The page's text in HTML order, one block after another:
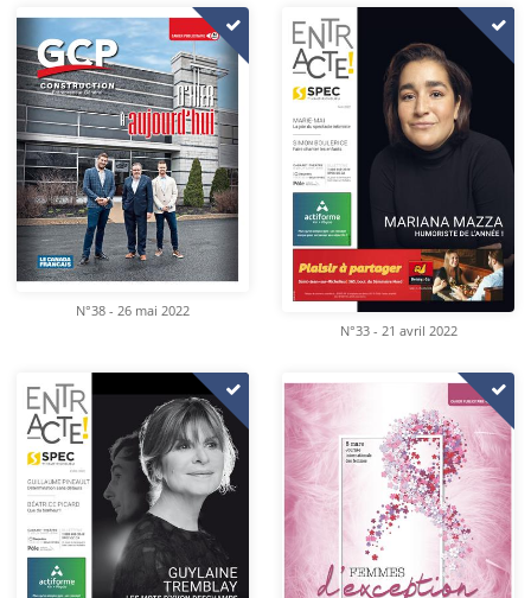
N°38 - 26 mai 2022
N°33 - 21 avril 2022